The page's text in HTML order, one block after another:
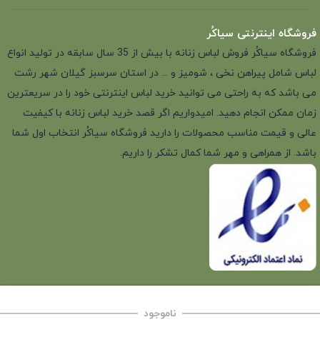
ناموجود
فروشگاه اینترنتی سیاکُر
فروشگاه سیاکُر فروش لباس زنانه با بیش از 35 سال سابقه در تولید انواع
لباس شامل پیراهن نخی ، شومیز و ... در استان سرسبز گیلان شهر رشت
می باشد که به راحتی می توانید خرید لباس اینترنتی خود را در سریعترین
زمان ممکن انجام دهید. امیدواریم اگر قصد خرید لباس زنانه با کیفیت
عالی و قیمت مناسب محصولات را دارید فروشگاه سیاکُر انتخاب اول شما
باشد. از همراهی و مهر شما کمال تشکر را داریم.